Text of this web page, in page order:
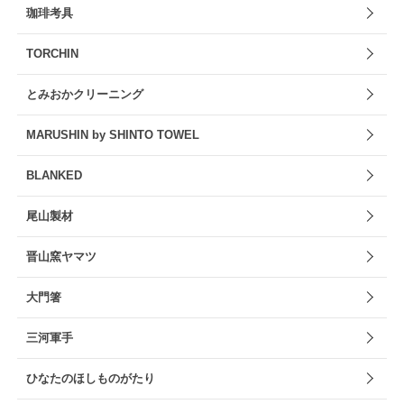
珈琲考具
TORCHIN
とみおかクリーニング
MARUSHIN by SHINTO TOWEL
BLANKED
尾山製材
晋山窯ヤマツ
大門箸
三河軍手
ひなたのほしものがたり